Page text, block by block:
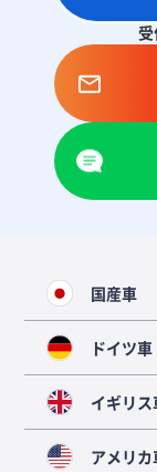
国産車
ドイツ車
イギリス
アメリカ